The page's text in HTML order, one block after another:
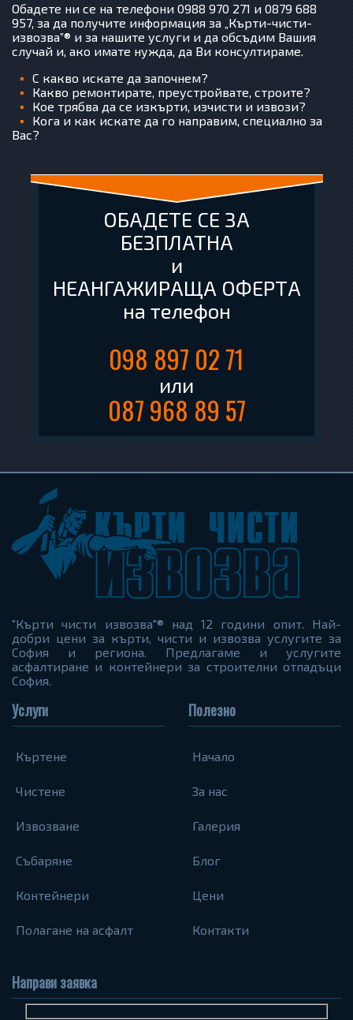
Обадете ни се на телефони 0988 970 271 и 0879 688
957, за да получите информация за „Кърти-чисти-
извозва”® и за нашите услуги и да обсъдим Вашия
случай и, ако имате нужда, да Ви консултираме.
С какво искате да започнем?
Какво ремонтирате, преустройвате, строите?
Кое трябва да се изкърти, изчисти и извози?
Кога и как искате да го направим, специално за
Вас?
ОБАДЕТЕ СЕ ЗА
БЕЗПЛАТНА
и
НЕАНГАЖИРАЩА ОФЕРТА
на телефон
098 897 02 71
или
087 968 89 57
"Кърти чисти извозва"® над 12 години опит. Най-
добри цени за кърти, чисти и извозва услугите за
София и региона. Предлагаме и услугите
асфалтиране и контейнери за строителни отпадъци
София.
Услуги
Къртене
Чистене
Извозване
Събаряне
Контейнери
Полагане на асфалт
Полезно
Начало
За нас
Галерия
Блог
Цени
Контакти
Направи заявка
Име
Телефон
Запитване...